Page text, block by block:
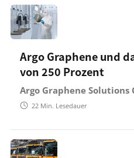
Argo Graphene und
von 250 Prozent
Argo Graphene Solutions
22 Min. Lesedauer